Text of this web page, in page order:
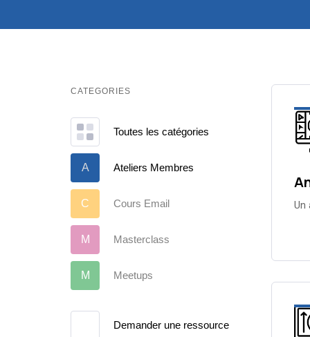
CATEGORIES
Toutes les catégories
A Ateliers Membres
C Cours Email
M Masterclass
M Meetups
Demander une ressource
Un